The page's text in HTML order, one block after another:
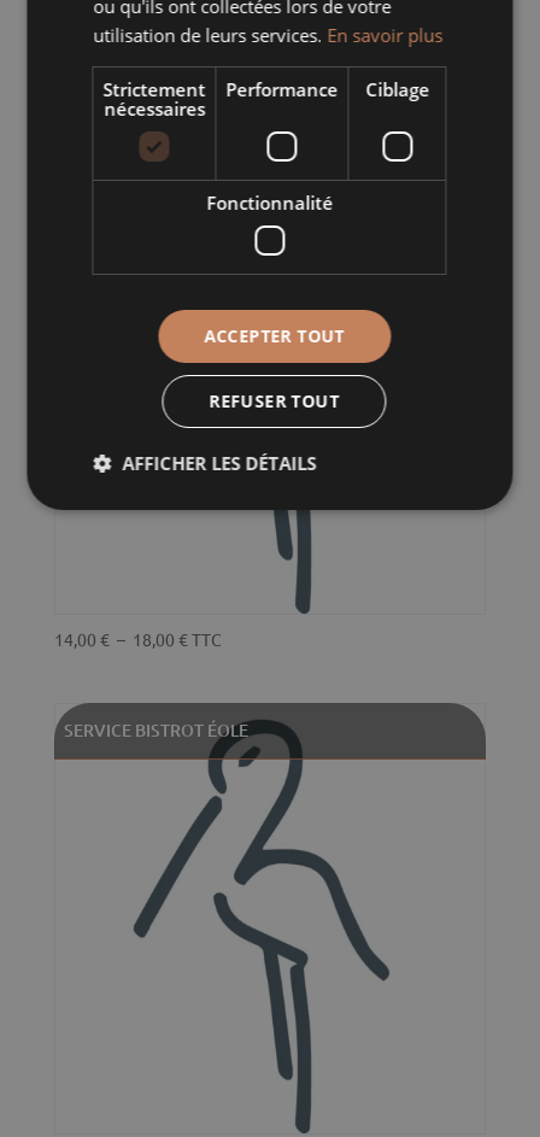
€ –18,00€Plage
14,00 €
TTC
SERVICE BISTROT CHAT NOIR
14,00 € – 18,00 €Plage
14,00 €
18,00 €
TTC
SERVICE BISTROT ÉOLE
ou qu'ils ont collectées lors de votre
utilisation de leurs services. En savoir plus
Strictement
nécessaires
Performance Ciblage
Fonctionnalité
ACCEPTER TOUT
REFUSER TOUT
AFFICHER LES DÉTAILS